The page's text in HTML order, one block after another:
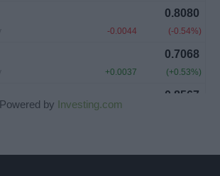
Powered by Investing.com